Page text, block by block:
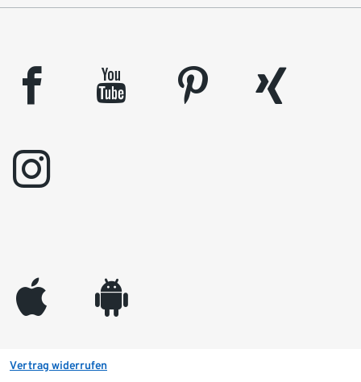
facebook youtube pinterest
xing
instagram
appleinc android
Vertrag widerrufen